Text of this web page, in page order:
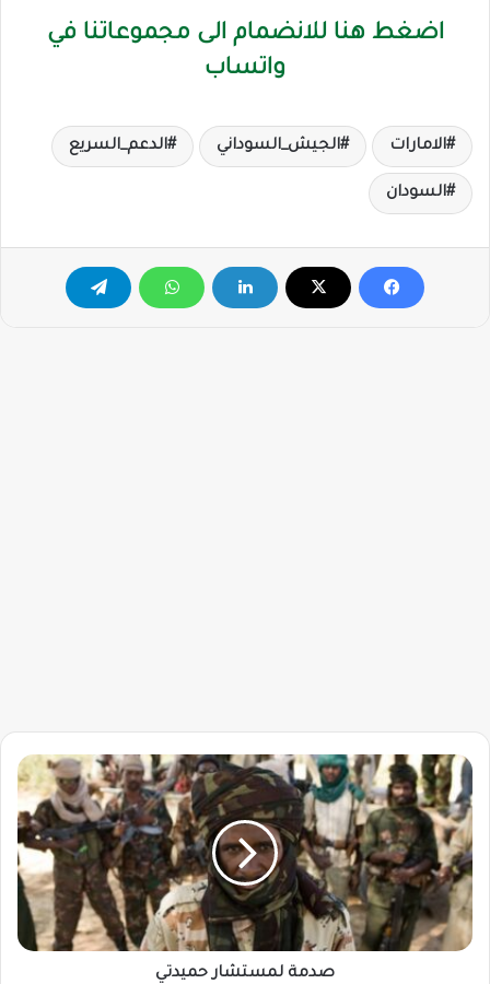
اضغط هنا للانضمام الى مجموعاتنا في
واتساب
الامارات الجيش_السوداني الدعم_السريع
السودان
صدمة
لمستشار
حميدتي
صدمة لمستشار حميدتي